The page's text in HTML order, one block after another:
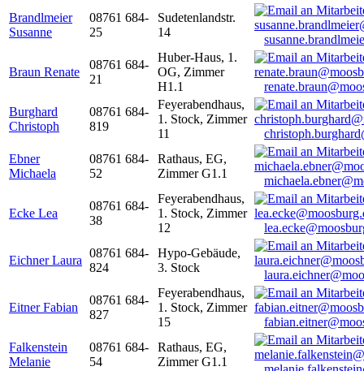
Brandlmeier
Susanne
08761 684-
25
Sudetenlandstr.
14
Braun Renate
08761 684-
21
Huber-Haus, 1.
OG, Zimmer
H1.1
Burghard
Christoph
08761 684-
819
Feyerabendhaus,
1. Stock, Zimmer
11
Ebner
Michaela
08761 684-
52
Rathaus, EG,
Zimmer G1.1
Ecke Lea
08761 684-
38
Feyerabendhaus,
1. Stock, Zimmer
12
Eichner Laura
08761 684-
824
Hypo-Gebäude,
3. Stock
Eitner Fabian
08761 684-
827
Feyerabendhaus,
1. Stock, Zimmer
15
Falkenstein
Melanie
08761 684-
54
Rathaus, EG,
Zimmer G1.1